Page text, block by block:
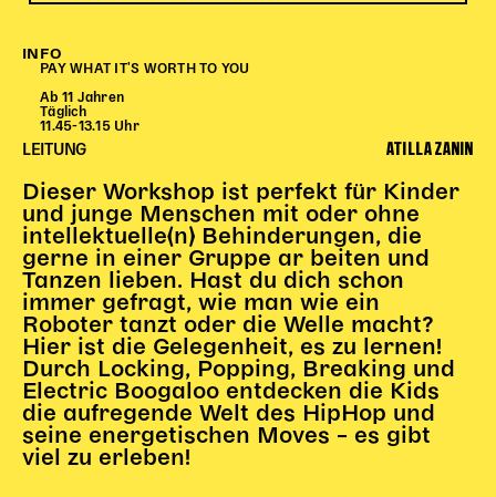
Partnerklasse + Partnerschule
Schulabenteuernacht
Probenklasse
Vorstellungen für pädagogische Institutionen
Angebote für Pädagog*innen
PädagogikClub
Sommerfest
Open House
Newsletter für pädagogische Institutionen
DIGITALE BÜHNE
INFO
PAY WHAT IT'S WORTH TO YOU
Ab 11 Jahren
Täglich
11.45-13.15 Uhr
LEITUNG ATILLA ZANIN
Dieser Workshop ist perfekt für Kinder
und junge Menschen mit oder ohne
intellektuelle(n) Behinderungen, die
gerne in einer Gruppe ar beiten und
Tanzen lieben. Hast du dich schon
immer gefragt, wie man wie ein
Roboter tanzt oder die Welle macht?
Hier ist die Gelegenheit, es zu lernen!
Durch Locking, Popping, Breaking und
Electric Boogaloo entdecken die Kids
die aufregende Welt des HipHop und
seine energetischen Moves – es gibt
viel zu erleben!